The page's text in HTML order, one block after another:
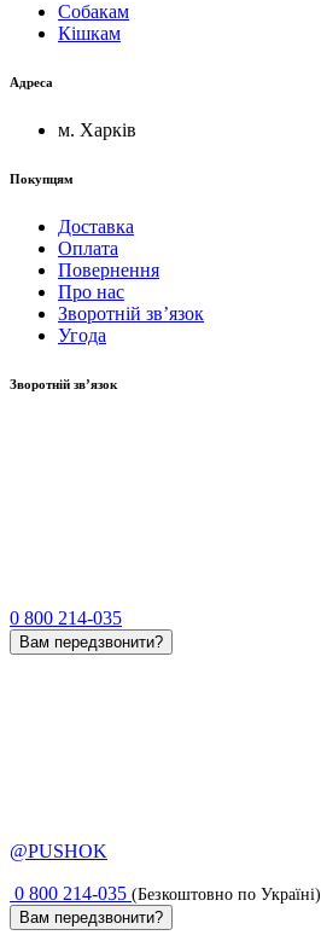
Собакам
Кішкам
Адреса
м. Харків
Покупцям
Доставка
Оплата
Повернення
Про нас
Зворотній зв’язок
Угода
Зворотній зв’язок
0 800 214-035
Вам передзвонити?
@PUSHOK
0 800 214-035 (Безкоштовно по Україні)
Вам передзвонити?